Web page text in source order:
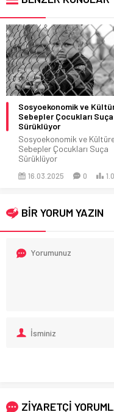
Sosyoekonomik ve
Sebepler Çocukları Suça
Sürüklüyor
Sosyoekonomik ve
Sebepler Çocukları Suça
Sürüklüyor
16.03.2025 0
BİR YORUM YAZIN
ZİYARETÇİ